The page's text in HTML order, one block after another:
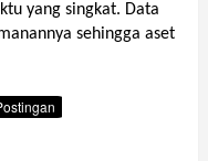
yang singkat. Data
sehingga aset